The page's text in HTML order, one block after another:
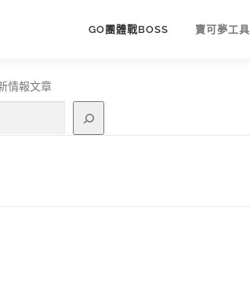
GO團體戰BOSS 寶可夢工具
情報文章